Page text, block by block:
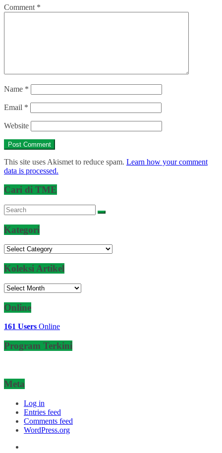
Comment *
Name *
Email *
Website
This site uses Akismet to reduce spam. Learn how your comment
data is processed.
Cari di TME
Kategori
Kategori
Koleksi Artikel
Koleksi
Online
161 Users Online
Program Terkini
Meta
Log in
Entries feed
Comments feed
WordPress.org